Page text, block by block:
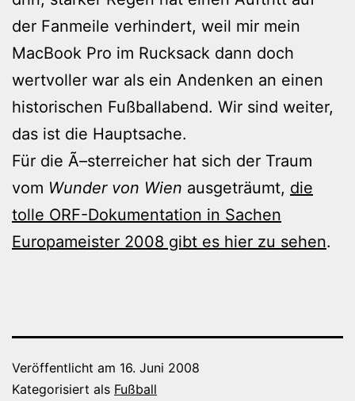
der Fanmeile verhindert, weil mir mein
MacBook Pro im Rucksack dann doch
wertvoller war als ein Andenken an einen
historischen Fußballabend. Wir sind weiter,
das ist die Hauptsache.
Für die Ã–sterreicher hat sich der Traum
vom Wunder von Wien ausgeträumt, die
tolle ORF-Dokumentation in Sachen
Europameister 2008 gibt es hier zu sehen.
Veröffentlicht am 16. Juni 2008
Kategorisiert als Fußball